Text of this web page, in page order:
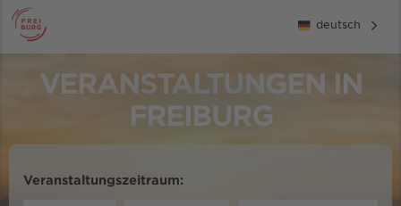
deutsch
VERANSTALTUNGEN IN
FREIBURG
Veranstaltungszeitraum: